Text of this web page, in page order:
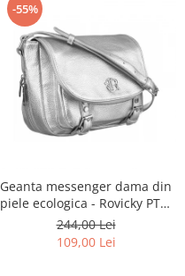
-55%
Geanta messenger dama din
piele ecologica - Rovicky PTR-
R-TOR-ALE-2-3776 SIL
244,00 Lei
109,00 Lei